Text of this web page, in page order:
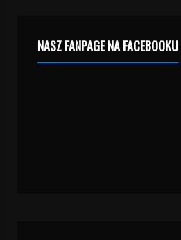
NASZ FANPAGE NA FACEBOOKU